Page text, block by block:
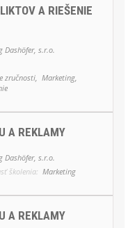
A RIEŠENIE
Dashöfer, s.r.o.
zručnosti, Marketing,
A REKLAMY
Dashöfer, s.r.o.
školenia: Marketing
A REKLAMY